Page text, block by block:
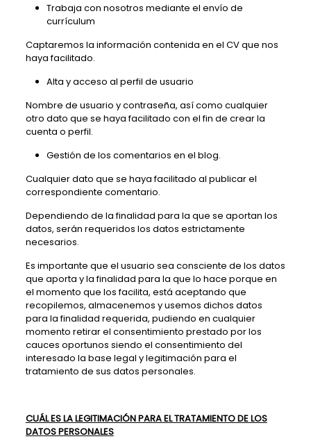
Trabaja con nosotros mediante el envío de
currículum
Captaremos la información contenida en el CV que nos
haya facilitado.
Alta y acceso al perfil de usuario
Nombre de usuario y contraseña, así como cualquier
otro dato que se haya facilitado con el fin de crear la
cuenta o perfil.
Gestión de los comentarios en el blog.
Cualquier dato que se haya facilitado al publicar el
correspondiente comentario.
Dependiendo de la finalidad para la que se aportan los
datos, serán requeridos los datos estrictamente
necesarios.
Es importante que el usuario sea consciente de los datos
que aporta y la finalidad para la que lo hace porque en
el momento que los facilita, está aceptando que
recopilemos, almacenemos y usemos dichos datos
para la finalidad requerida, pudiendo en cualquier
momento retirar el consentimiento prestado por los
cauces oportunos siendo el consentimiento del
interesado la base legal y legitimación para el
tratamiento de sus datos personales.
CUÁL ES LA LEGITIMACIÓN PARA EL TRATAMIENTO DE LOS
DATOS PERSONALES